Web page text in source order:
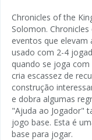
Chronicles of the
Solomon.
eventos que
usado com 2-4
quando se joga
cria escassez de
construção
e dobra algumas
"Ajuda ao Jogador"
jogo base. Esta é
base para jogar.